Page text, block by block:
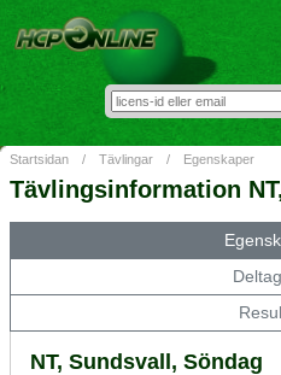
Startsidan / Tävlingar / Egenskaper
Tävlingsinformation
NT, Sundsvall, Söndag